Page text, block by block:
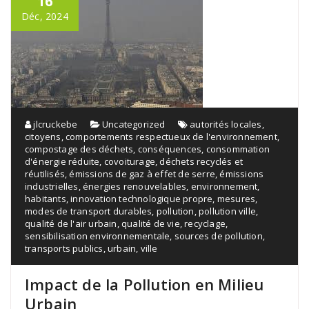
Déc, 2024
jlcruckebe Uncategorized autorités locales
citoyens ,comportements respectueux de l'environnement,
compostage des déchets conséquences consommation
d'énergie réduite covoiturage ,déchets recyclés et
réutilisés ,émissions de gaz à effet de serre ,émissions
industrielles ,énergies renouvelables environnement
habitants ,innovation technologique propre mesures
modes de transport durables pollution ,pollution ville
qualité de l'air urbain ,qualité de vie ,recyclage
sensibilisation environnementale sources de pollution
transports publics ,urbain ville
Impact de la Pollution en Milieu
Urbain